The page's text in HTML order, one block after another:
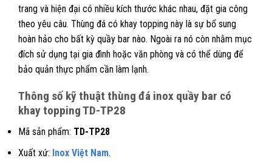
trang và hiện đại có nhiều kích thước khác nhau, đặt gia công
theo yêu câu. Thùng đá có khay topping này là sự bổ sung
hoàn hảo cho bất kỳ quầy bar nào. Ngoài ra nó còn nhằm mục
đích sử dụng tại gia đình hoặc văn phòng và có thể dùng để
bảo quản thực phẩm cần làm lạnh.
Thông số kỹ thuật thùng đá inox quầy bar có
khay topping TD-TP28
Mã sản phẩm: TD-TP28
Xuất xứ: Inox Việt Nam.